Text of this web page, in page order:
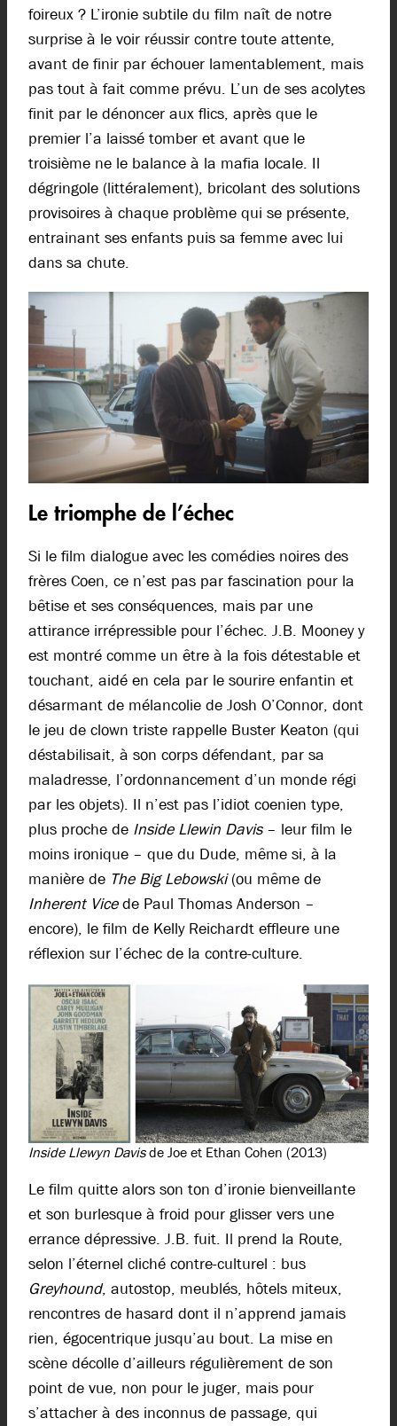
foireux ? L’ironie subtile du film naît de notre
surprise à le voir réussir contre toute attente,
avant de finir par échouer lamentablement, mais
pas tout à fait comme prévu. L’un de ses acolytes
finit par le dénoncer aux flics, après que le
premier l’a laissé tomber et avant que le
troisième ne le balance à la mafia locale. Il
dégringole (littéralement), bricolant des solutions
provisoires à chaque problème qui se présente,
entrainant ses enfants puis sa femme avec lui
dans sa chute.
Le triomphe de l’échec
Si le film dialogue avec les comédies noires des
frères Coen, ce n’est pas par fascination pour la
bêtise et ses conséquences, mais par une
attirance irrépressible pour l’échec. J.B. Mooney y
est montré comme un être à la fois détestable et
touchant, aidé en cela par le sourire enfantin et
désarmant de mélancolie de Josh O’Connor, dont
le jeu de clown triste rappelle Buster Keaton (qui
déstabilisait, à son corps défendant, par sa
maladresse, l’ordonnancement d’un monde régi
par les objets). Il n’est pas l’idiot coenien type,
plus proche de Inside Llewin Davis– leur film le
moins ironique – que du Dude, même si, à la
manière de The Big Lebowski(ou même de
Inherent Vicede Paul Thomas Anderson –
encore), le film de Kelly Reichardt effleure une
réflexion sur l’échec de la contre-culture.
Inside Llewyn Davisde Joe et Ethan Cohen (2013)
Le film quitte alors son ton d’ironie bienveillante
et son burlesque à froid pour glisser vers une
errance dépressive. J.B. fuit. Il prend la Route,
selon l’éternel cliché contre-culturel : bus
Greyhound, autostop, meublés, hôtels miteux,
rencontres de hasard dont il n’apprend jamais
rien, égocentrique jusqu’au bout. La mise en
scène décolle d’ailleurs régulièrement de son
point de vue, non pour le juger, mais pour
s’attacher à des inconnus de passage, qui